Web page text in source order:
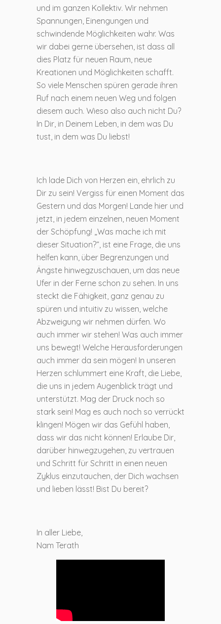
und im ganzen Kollektiv. Wir nehmen
Spannungen, Einengungen und
schwindende Möglichkeiten wahr. Was
wir dabei gerne übersehen, ist dass all
dies Platz für neuen Raum, neue
Kreationen und Möglichkeiten schafft.
So viele Menschen spüren gerade ihren
Ruf nach einem neuen Weg und folgen
diesem auch. Wieso also auch nicht Du?
In Dir, in Deinem Leben, in dem was Du
tust, in dem was Du liebst!
Ich lade Dich von Herzen ein, ehrlich zu
Dir zu sein! Vergiss für einen Moment das
Gestern und das Morgen! Lande hier und
jetzt, in jedem einzelnen, neuen Moment
der Schöpfung! „Was mache ich mit
dieser Situation?“, ist eine Frage, die uns
helfen kann, über Begrenzungen und
Ängste hinwegzuschauen, um das neue
Ufer in der Ferne schon zu sehen. In uns
steckt die Fähigkeit, ganz genau zu
spüren und intuitiv zu wissen, welche
Abzweigung wir nehmen dürfen. Wo
auch immer wir stehen! Was auch immer
uns bewegt! Welche Herausforderungen
auch immer da sein mögen! In unseren
Herzen schlummert eine Kraft, die Liebe,
die uns in jedem Augenblick trägt und
unterstützt. Mag der Druck noch so
stark sein! Mag es auch noch so verrückt
klingen! Mögen wir das Gefühl haben,
dass wir das nicht können! Erlaube Dir,
darüber hinwegzugehen, zu vertrauen
und Schritt für Schritt in einen neuen
Zyklus einzutauchen, der Dich wachsen
und lieben lässt! Bist Du bereit?
In aller Liebe,
Nam Terath